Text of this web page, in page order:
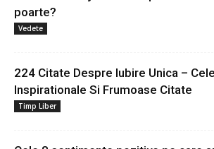
poarte?
Vedete
224 Citate Despre Iubire Unica –
Inspirationale Si Frumoase Citate
Timp Liber